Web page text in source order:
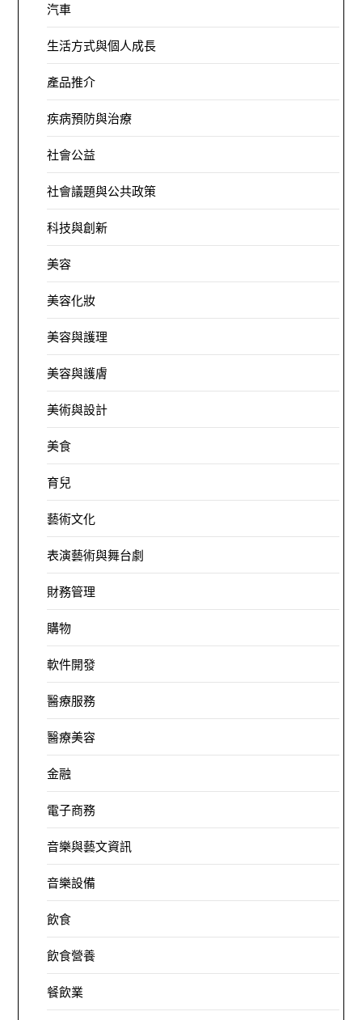
汽車
生活方式與個人成長
產品推介
疾病預防與治療
社會公益
社會議題與公共政策
科技與創新
美容
美容化妝
美容與護理
美容與護膚
美術與設計
美食
育兒
藝術文化
表演藝術與舞台劇
財務管理
購物
軟件開發
醫療服務
醫療美容
金融
電子商務
音樂與藝文資訊
音樂設備
飲食
飲食營養
餐飲業